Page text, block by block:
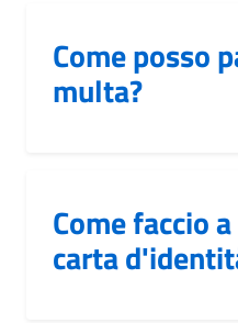
Come posso
multa?
Come faccio
carta